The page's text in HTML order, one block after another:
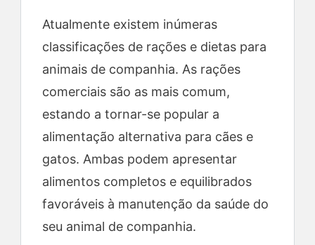
Atualmente existem inúmeras
classificações de rações e dietas para
animais de companhia. As rações
comerciais são as mais comum,
estando a tornar-se popular a
alimentação alternativa para cães e
gatos. Ambas podem apresentar
alimentos completos e equilibrados
favoráveis à manutenção da saúde do
seu animal de companhia.